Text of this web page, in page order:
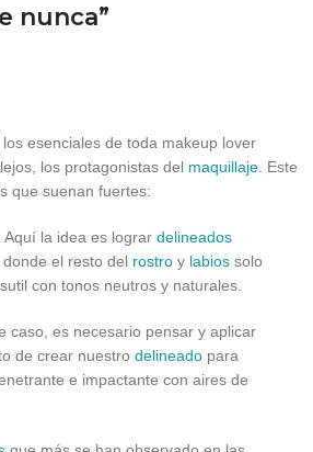
nunca”
esenciales de toda makeup lover
los protagonistas del maquillaje . Este
que suenan fuertes:
Aquí la idea es lograr delineados
el resto del rostro y labios solo
con tonos neutros y naturales.
caso, es necesario pensar y aplicar
de crear nuestro delineado para
e impactante con aires de